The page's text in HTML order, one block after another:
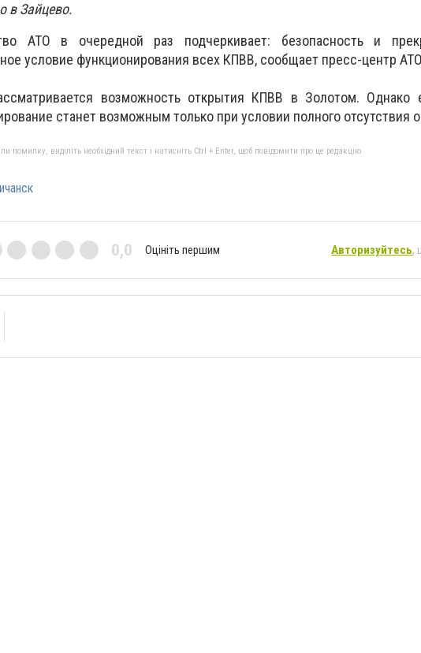
в Зайцево.
АТО в очередной раз подчеркивает: безопасность и
условие функционирования всех КПВВ, сообщает пресс-центр
возможность открытия КПВВ в Золотом. Однако
станет возможным только при условии полного отсутствия
помилку, виділіть необхідний текст і натисніть Ctrl + Enter, щоб повідомити про це редакцію
0,0 Оцініть першим Авторизуйтесь,